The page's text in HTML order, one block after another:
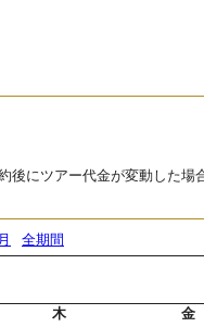
後にツアー代金が変動した場
全期間
木 金